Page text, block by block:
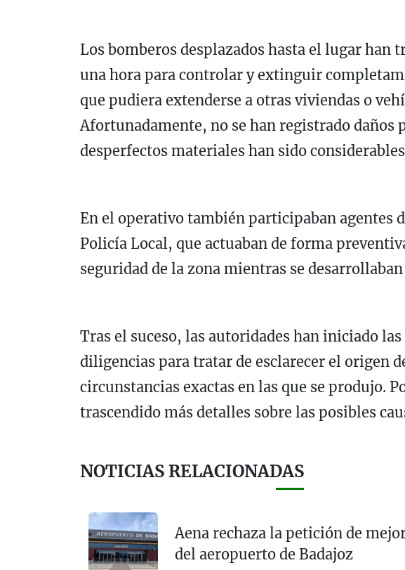
Los bomberos desplazados hasta el lugar han
una hora para controlar y extinguir
que pudiera extenderse a otras viviendas o
Afortunadamente, no se han registrado daños
desperfectos materiales han sido
En el operativo también participaban agentes
Policía Local, que actuaban de forma
seguridad de la zona mientras se
Tras el suceso, las autoridades han iniciado
diligencias para tratar de esclarecer el origen
circunstancias exactas en las que se produjo.
trascendido más detalles sobre las posibles
NOTICIAS RELACIONADAS
Aena rechaza la petición de
del aeropuerto de Badajoz